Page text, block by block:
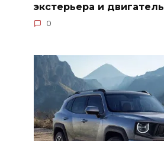
экстерьера и двигатель
0